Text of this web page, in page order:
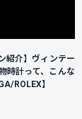
紹介】ヴィンテー
時計って、こんな
ROLEX】